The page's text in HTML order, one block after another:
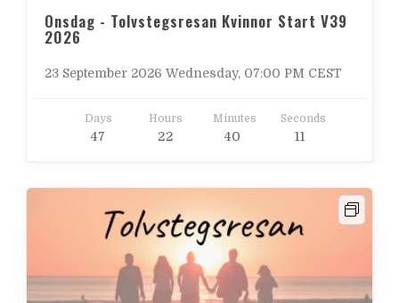
Onsdag - Tolvstegsresan Kvinnor Start V39
2026
23 September 2026 Wednesday, 07:00 PM CEST
Days
47
Hours
22
Minutes
40
Seconds
09